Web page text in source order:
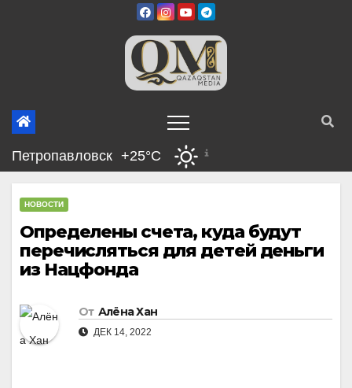
Петропавловск +25°C
НОВОСТИ
Определены счета, куда будут
перечисляться для детей деньги
из Нацфонда
От Алёна Хан
ДЕК 14, 2022